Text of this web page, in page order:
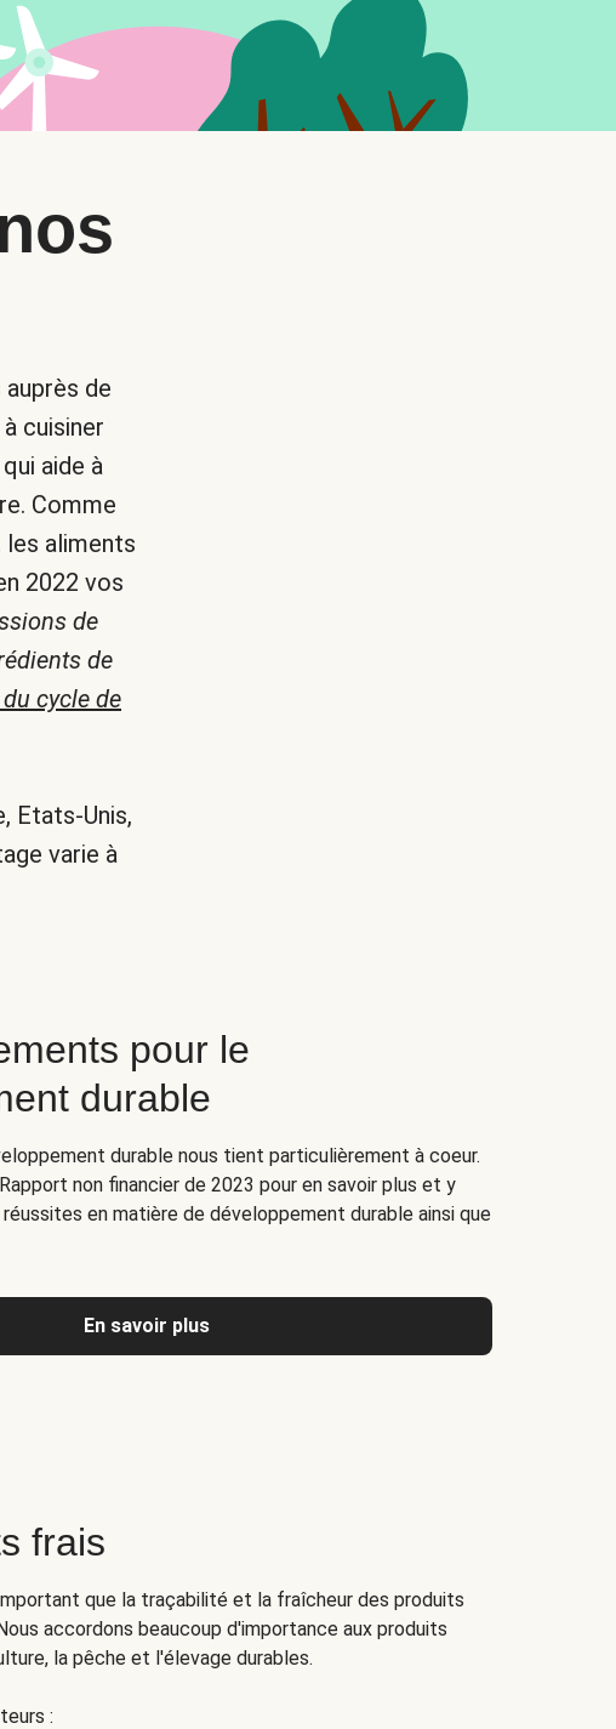
de
cuisiner
aide à
Comme
les aliments
2022 vos
de
de
cycle de
Etats-Unis,
varie à
pour le
durable
durable nous tient particulièrement à coeur.
non financier de 2023 pour en savoir plus et y
en matière de développement durable ainsi que
En savoir plus
frais
que la traçabilité et la fraîcheur des produits
accordons beaucoup d'importance aux produits
la pêche et l'élevage durables.
: